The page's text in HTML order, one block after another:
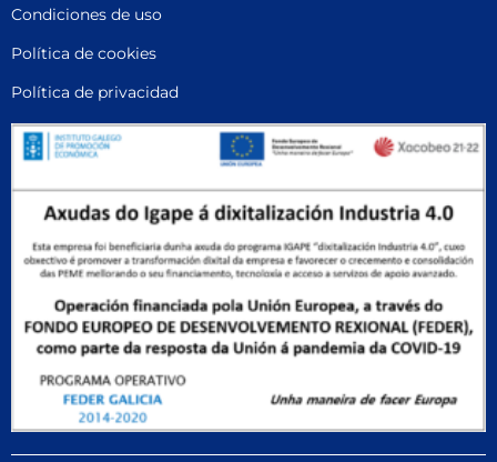
Condiciones de uso
Política de cookies
Política de privacidad